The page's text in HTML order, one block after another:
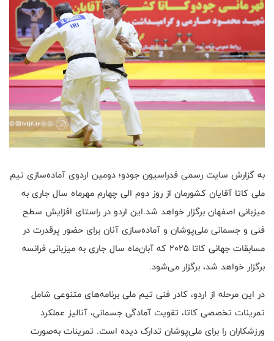
به گزارش سایت رسمی فدراسیون جودو؛ دومین اردوی آماده‌سازی تیم
ملی کاتا آقایان کشورمان از روز دوم الی چهارم مهرماه سال جاری به
میزبانی اصفهان برگزار خواهد شد.این اردو در راستای افزایش سطح
فنی و جسمانی ملی‌پوشان و آماده‌سازی آنان برای حضور پرقدرت در
مسابقات جهانی کاتا ۲۰۲۵ که آبان‌ماه سال جاری به میزبانی فرانسه
برگزار خواهد شد، برگزار می‌شود.
در این مرحله از اردو، کادر فنی تیم ملی برنامه‌های متنوعی شامل
تمرینات تخصصی کاتا، تقویت آمادگی جسمانی، آنالیز عملکرد
ورزشکاران را برای ملی‌پوشان تدارک دیده است. تمرینات به‌صورت